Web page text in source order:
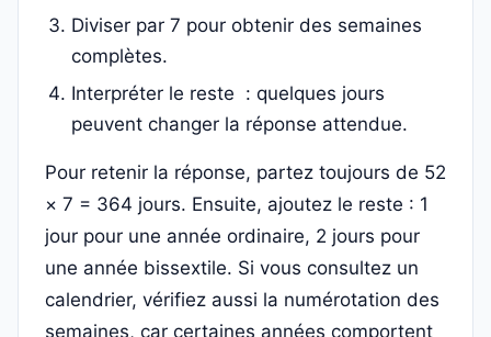
Diviser par 7 pour obtenir des semaines
complètes.
Interpréter le reste : quelques jours
peuvent changer la réponse attendue.
Pour retenir la réponse, partez toujours de 52
× 7 = 364 jours. Ensuite, ajoutez le reste : 1
jour pour une année ordinaire, 2 jours pour
une année bissextile. Si vous consultez un
calendrier, vérifiez aussi la numérotation des
semaines, car certaines années comportent